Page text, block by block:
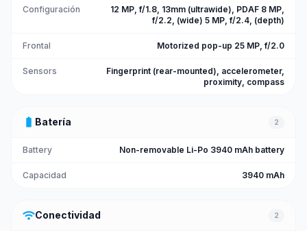
Configuración
12 MP, f/1.8, 13mm (ultrawide), PDAF 8 MP,
f/2.2, (wide) 5 MP, f/2.4, (depth)
Frontal Motorized pop-up 25 MP, f/2.0
Sensors
Fingerprint (rear-mounted), accelerometer,
proximity, compass
battery_full Batería 2
Battery Non-removable Li-Po 3940 mAh battery
Capacidad 3940 mAh
wifiConectividad 2